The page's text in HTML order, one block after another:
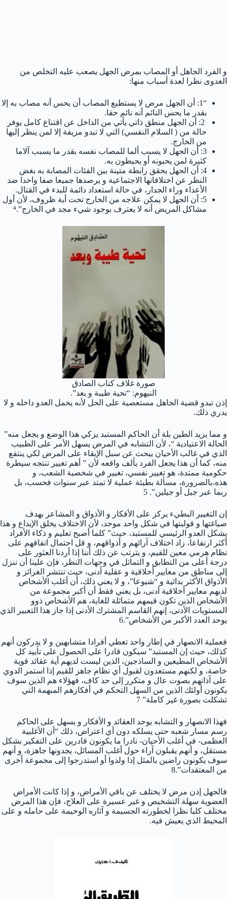
و الفرد الجاهل أو المصاب بمرض الجهل يصعب عليه التخلص من
العدوى نظرا لعدة أسباب منها:
“1: أن الجهل مرض لا يستطيع المصاب أن يحس أنه مصاب به إلا
بقدر ما يحس النائم أنه نائم حقا.
2: أن الجهل منطق ذاتي يأتي من الداخل عن اقتناع كامل يوفر
حالة من ( السلام النفسي) التي لا تبدو مزيفة إلا لمن ينظر إليها
من الخارج.
3: أن الجهل لا يسبب ألما للمصاب نفسه بقدر ما يسبب آلاما
كثيرة لمن يحبونه أو يحيطون به.
4: أن الجهل يحقق رابطة متينة بين الفئات المصابة به بغض
النظر عن اختلافاتها الاجتماعية و يرصدها جميعا صفا واحدا ضد
الأعداء وراء الجدار، في حالة استعداد دائمة للبدء في القتال.
5: أن الجهل لا يمكن علاجه من الخارج تحت أية ظروف، لأن أول
مشاكل المريض أنه لا يعترف بوجود شيء مجد في الخارج”.⁴
صورة غلاف كتاب الصادق
النيهوم: “تحية طيبة و بعد”.
إذن تبدو قضية الجاهل مستعصية على الحل لأنه يحمل العدو داخله و لا
يدري ذلك.
و مما يزيد الطين بلة أن الحاكم المستبد يزكي هذا الوضع و يجعل منه”
الحالة الاعتيادية “، لأن التشابه في المرض يسهل الأمر على الطبيب
الذي في غالب الأحيان يبحث عن سبل الإبقاء على المرض لكي ينتفع
منه، كما أن هذا يجعل الفرد يألف واقعه لأن ” أهم تغيير تنتجه سيطرة
حكومية ممتدة، هو تغيير نفسي، تغيير في شخصية الشعب، و
هذه،بالضرورة، مسألة بطيئة عملية لا تمتد عبر سنوات فحسب، بل
ربما عبر جيل أو جيلين”. 5
إن التغيير البطيء يركز على الأفكار و الأذواق و المشاعر بهدف
صياغتها و قولبتها في شكل واحد موحد، لأن الاختلاف يخلق الإبداع و هذا
يشكل العدو الرئيسي للمستبد، حيث” كلما أصبح تعليم و ذكاء الأفراد
أكثر ارتفاعا، زاد اختلاف آرائهم و أذواقهم، و قل احتمال اتفاقهم على
نظام هرمي معين للقيم، و يترتب عن ذلك أننا إذا أردنا العثور على
درجة أعلى من التطابق و التماثل في وجهات النظر، فإن علينا أن ننزل
إلى مناطق من معايير أخلاقية و عقلية أدنى، حيث تنتشر الغرائز و
الأذواق الأكثر بدائية و “شيوعا”، و لا يعني ذلك، أن أغلب الأشخاص
لديهم معايير أخلاقية أدنى، بل يعني فقط أن أكبر مجموعة من
الأشخاص الذين تكون قيمهم متماثلة للغاية، هم الأشخاص ذوو
المستويات الأدنى، إنهم القاسم المشترك الأدنى إذا جاز هذا التعبير الذي
يوحد العدد الأكبر من الأشخاص”.6
فعملية الانصهار في إطار واحد تعطي أفرادا متشابهين و لا يدركون أنهم
كذلك، حيث إن المستبد” سيكون قادرا على الحصول على تأييد كل
الأشخاص المطيعين و الساذجين، الذين ليست لديهم أية عقائد قوية
خاصة، و لكنهم مستعدون لقبول أي نظام جاهز للقيم إذا استمر الدوي
على آذانهم بصوت عال و متكرر إلى حد كاف، فهؤلاء هم الذين سوف
يكونون أولئك الذين من السهل التحكم في أفكارهم المبهمة التي
تشكلت بصورة غير كاملة” 7
فهذا الانصهار و التشابه يوحد العقائد و الأفكار و يسهل على الحاكم
رسم مسار شعبه حتى يسلكه دون أي اعتراض، ذلك “أن الأغلبية
العظمى- في أغلب الأحيان- نادرا ما يكونون قادرين على التفكير بشكل
مستقل، و أنهم يقبلون آراء حول أغلب المسائل، يجدونها جاهزة، و أنهم
سوف يكونون راضين بالمثل إذا ولدوا أو استدرجوا إلى مجموعة أخرى
من المعتقدات”.8
فالجهل إذن مرض لا يختلف عن باقي الأمراض، و إذا كانت الأمراض
العضوية سهلة التشخيص و غير عسيرة على العلاج، فإن هذا المرض
مختلف كليا نظرا لخطورته الجسيمة و آثاره الوخيمة على حامله و على
المحيط الذي يعيش فيه.